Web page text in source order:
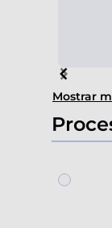
Item
4
of
4
Mostrar